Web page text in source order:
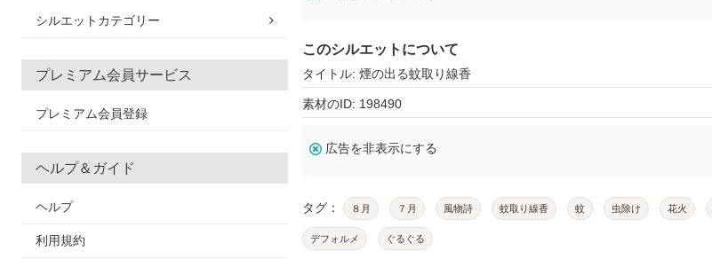
シルエットカテゴリー
プレミアム会員サービス
プレミアム会員登録
ヘルプ＆ガイド
ヘルプ
利用規約
このシルエットについて
タイトル: 煙の出る蚊取り線香
素材のID: 198490
広告を非表示にする
タグ： ８月 ７月 風物詩 蚊取り線香 蚊 虫除け 花火
デフォルメ ぐるぐる